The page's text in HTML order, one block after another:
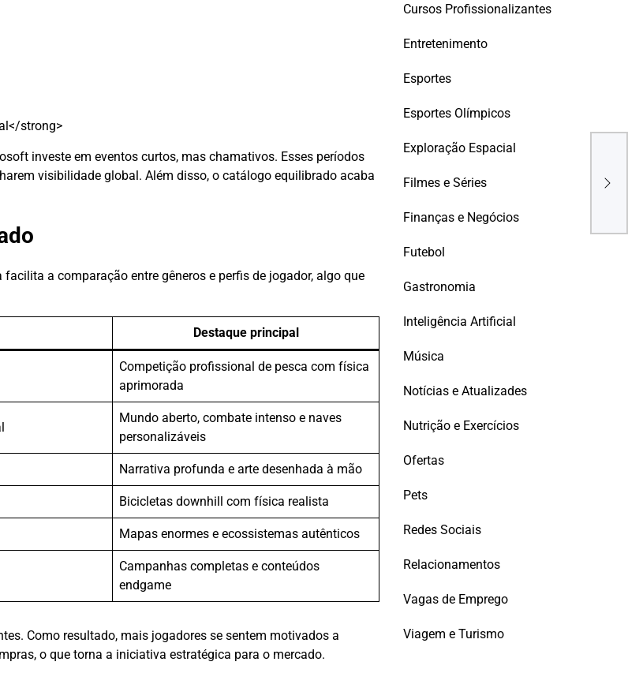
strong>
investe em eventos curtos, mas chamativos. Esses períodos
visibilidade global. Além disso, o catálogo equilibrado acaba
a comparação entre gêneros e perfis de jogador, algo que
Destaque principal
Competição profissional de pesca com física
aprimorada
Mundo aberto, combate intenso e naves
personalizáveis
Narrativa profunda e arte desenhada à mão
Bicicletas downhill com física realista
Mapas enormes e ecossistemas autênticos
Campanhas completas e conteúdos
endgame
Como resultado, mais jogadores se sentem motivados a
o que torna a iniciativa estratégica para o mercado.
Cursos Profissionalizantes
Entretenimento
Esportes
Esportes Olímpicos
Exploração Espacial
Filmes e Séries
Finanças e Negócios
Futebol
Gastronomia
Inteligência Artificial
Música
Notícias e Atualizades
Nutrição e Exercícios
Ofertas
Pets
Redes Sociais
Relacionamentos
Vagas de Emprego
Viagem e Turismo